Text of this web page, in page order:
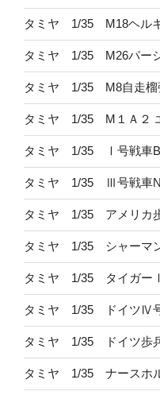
タミヤ 1/35 M18ヘル
タミヤ 1/35 M26パー
タミヤ 1/35 M8自走榴
タミヤ 1/35 M１Ａ２
タミヤ 1/35 Ⅰ号戦車
タミヤ 1/35 Ⅲ号戦車
タミヤ 1/35 アメリカ
タミヤ 1/35 シャーマ
タミヤ 1/35 タイガー
タミヤ 1/35 ドイツⅣ
タミヤ 1/35 ドイツ歩
タミヤ 1/35 ナースホ